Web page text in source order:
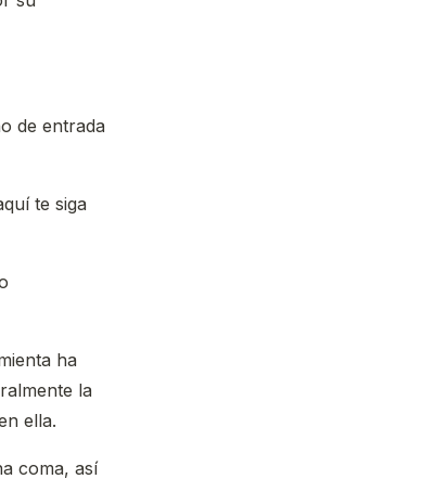
de entrada
te siga
ha
la
ella.
coma, así